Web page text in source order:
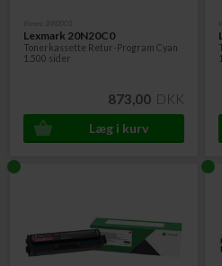
Lexmark 20N20C0
Tonerkassette Retur-Program Cyan
1.500 sider
873,00 DKK